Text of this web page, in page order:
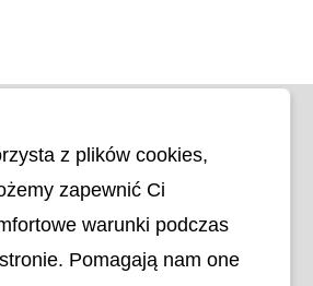
z plików cookies,
zapewnić Ci
warunki podczas
Pomagają nam one